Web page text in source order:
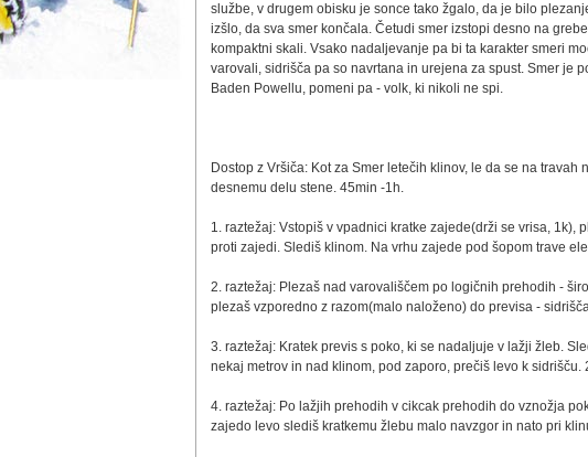
službe, v drugem obisku je sonce tako žgalo, da je bilo
izšlo, da sva smer končala. Četudi smer izstopi desno na
kompaktni skali. Vsako nadaljevanje pa bi ta karakter smeri
varovali, sidrišča pa so navrtana in urejena za spust. Smer je
Baden Powellu, pomeni pa - volk, ki nikoli ne spi.
Dostop z Vršiča: Kot za Smer letečih klinov, le da se na
desnemu delu stene. 45min -1h.
1. raztežaj: Vstopiš v vpadnici kratke zajede(drži se vrisa,
proti zajedi. Slediš klinom. Na vrhu zajede pod šopom trave
2. raztežaj: Plezaš nad varovališčem po logičnih prehodih -
plezaš vzporedno z razom(malo naloženo) do previsa -
3. raztežaj: Kratek previs s poko, ki se nadaljuje v lažji žleb.
nekaj metrov in nad klinom, pod zaporo, prečiš levo k sidrišču.
4. raztežaj: Po lažjih prehodih v cikcak prehodih do vznožja
zajedo levo slediš kratkemu žlebu malo navzgor in nato pri